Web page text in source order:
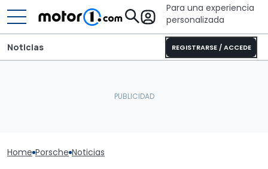
Para una experiencia
personalizada
REGISTRARSE / ACCEDE
Noticias
Home Porsche Noticias